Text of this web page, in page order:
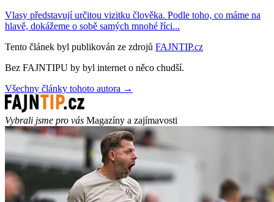
Vlasy představují určitou vizitku člověka. Podle toho, co máme na
hlavě, dokážeme o sobě samých mnohé říci...
Tento článek byl publikován ze zdrojů FAJNTIP.cz
Bez FAJNTIPU by byl internet o něco chudší.
Všechny články tohoto autora →
Vybrali jsme pro vás Magazíny a zajímavosti